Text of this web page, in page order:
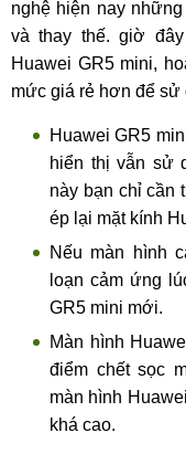
nghệ hiện nay
và thay thế. giờ
Huawei GR5 mini,
mức giá rẻ hơn để
Huawei GR5
hiển thị vẫn sử
này bạn chỉ cần
ép lại mặt kính
Nếu màn hình
loạn cảm ứng
GR5 mini mới.
Màn hình
điểm chết sọc
màn hình
khá cao.